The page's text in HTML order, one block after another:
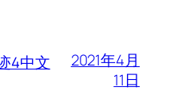
4中文
2021年4月
11日